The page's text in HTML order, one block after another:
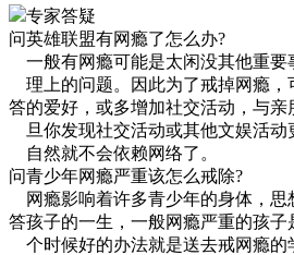
专家答疑
问英雄联盟有网瘾了怎么办?
答
一般有网瘾可能是太闲没其他重
理上的问题。因此为了戒掉网瘾
的爱好，或多增加社交活动，与
旦你发现社交活动或其他文娱活动
自然就不会依赖网络了。
问青少年网瘾严重该怎么戒除?
答
网瘾影响着许多青少年的身体，
孩子的一生，一般网瘾严重的孩
个时候好的办法就是送去戒网瘾的